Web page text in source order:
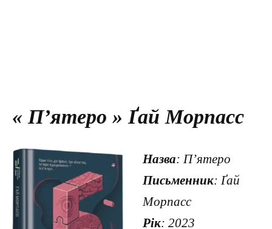
« П’ятеро » Ґай Морпасс
Назва: П’ятеро
Письменник: Ґай
Морпасс
Рік: 2023